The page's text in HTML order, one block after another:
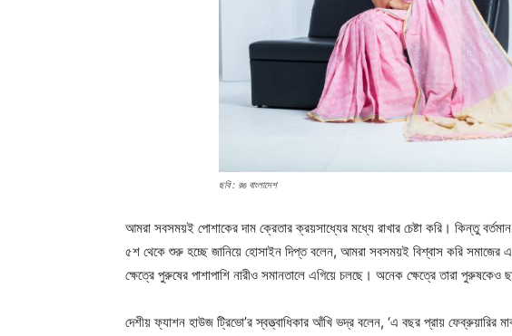
ছবি : রঙ বাংলাদেশ
আমরা সবসময়ই পোশাকের দাম ক্রেতার ক্রয়সাধ্যের মধ্যে রাখার চেষ্টা করি। কিন্তু
৫শ থেকে শুরু হচ্ছে জানিয়ে হোসাইন দিপ্ত বলেন, আমরা সবসময়ই বিশ্বাস করি সমাজের
ক্ষেত্রে পুরুষের পাশাপাশি নারীও সমানতালে এগিয়ে চলছে। অনেক ক্ষেত্রে তারা পুরুষকেও
দেশীয় ফ্যাশন হাউজ ট্রিভো’র স্বত্ত্বাধিকার আঁখি ভদ্র বলেন, ‘এ বছর প্রায় ফেব্রুয়ারির